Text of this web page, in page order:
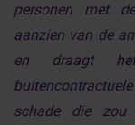
personen met
aanzien van de
en draagt
schade die zou